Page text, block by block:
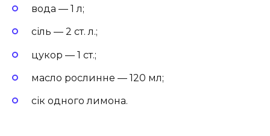
вода — 1 л;
сіль — 2 ст. л.;
цукор — 1 ст.;
масло рослинне — 120 мл;
сік одного лимона.